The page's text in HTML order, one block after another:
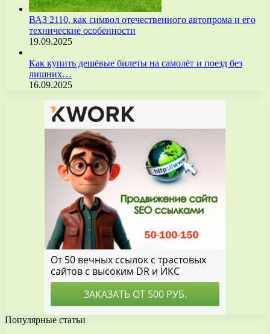
ВАЗ 2110, как символ отечественного автопрома и его
технические особенности
19.09.2025
Как купить дешёвые билеты на самолёт и поезд без
лишних…
16.09.2025
Популярные статьи